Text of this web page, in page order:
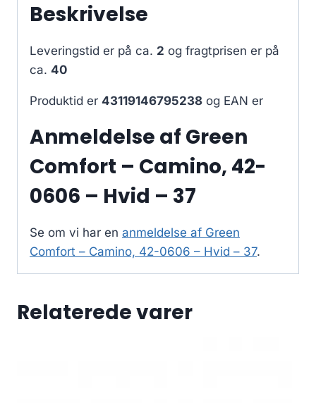
Beskrivelse
Leveringstid er på ca. 2 og fragtprisen er på
ca. 40
Produktid er 43119146795238 og EAN er
Anmeldelse af Green
Comfort – Camino, 42-
0606 – Hvid – 37
Se om vi har en anmeldelse af Green
Comfort – Camino, 42-0606 – Hvid – 37.
Relaterede varer